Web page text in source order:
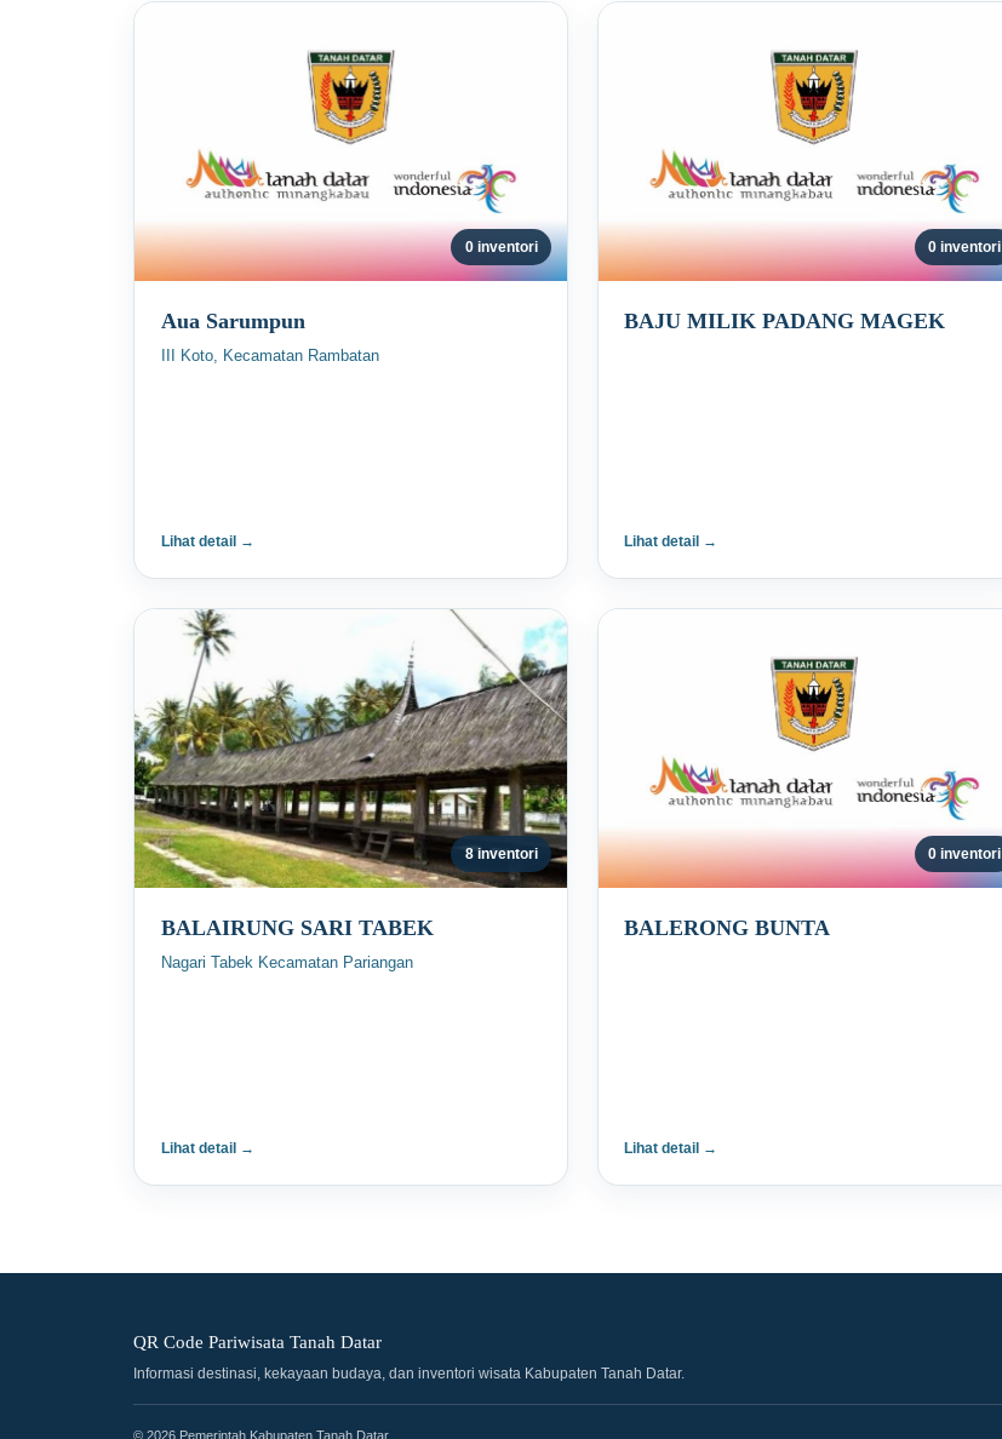
0 inventori
Aua Sarumpun
III Koto, Kecamatan Rambatan
Lihat detail →
0 inventori
BAJU MILIK PADANG MAGEK
Lihat detail →
8 inventori
BALAIRUNG SARI TABEK
Nagari Tabek Kecamatan Pariangan
Lihat detail →
0 inventori
BALERONG BUNTA
Lihat detail →
QR Code Pariwisata Tanah Datar
Informasi destinasi, kekayaan budaya, dan inventori wisata Kabupaten Tanah Datar.
© 2026 Pemerintah Kabupaten Tanah Datar